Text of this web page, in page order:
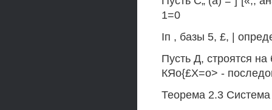
1=0
Iп , базы 5, £, |
Пусть Д, строятся
КЯо{£Х=о> -
Теорема 2.3